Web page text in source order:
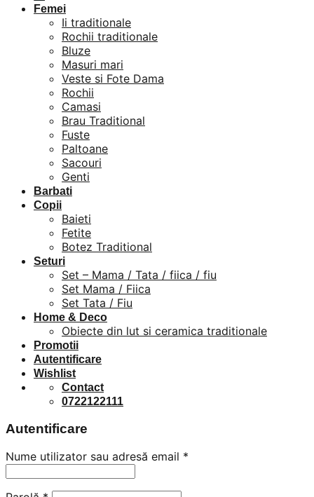
Femei
Ii traditionale
Rochii traditionale
Bluze
Masuri mari
Veste si Fote Dama
Rochii
Camasi
Brau Traditional
Fuste
Paltoane
Sacouri
Genti
Barbati
Copii
Baieti
Fetite
Botez Traditional
Seturi
Set – Mama / Tata / fiica / fiu
Set Mama / Fiica
Set Tata / Fiu
Home & Deco
Obiecte din lut si ceramica traditionale
Promotii
Autentificare
Wishlist
Contact
0722122111
Autentificare
Nume utilizator sau adresă email *